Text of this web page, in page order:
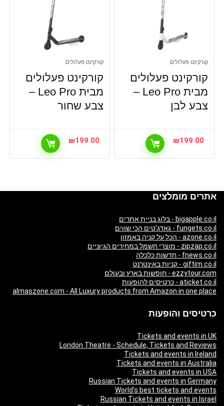
קורקינט פעלולים
קורקינט פעלולים
מבית Leo Pro –
צבע לבן
₪199.00
קורקינט פעלולים
קורקינט פעלולים
מבית Leo Pro –
צבע שחור
₪199.00
אתרים מומלצים
bigapple.co.il - בלוג בניית אתרים
fungets.co.il - גאדג'טים הכי שווים
azone.co.il - הכל על קניה באמזון
zipzap.co.il - מוצרי חשמל במחירים הגיוניים
fnews.co.il - חדשות כלכלה
giftim.co.il - קניות באינטרנט
ezzytour.com - חופשות בארץ ובעולם
aticket.co.il - כרטיסים להופעות
almaszone.com - All Luxury products from Amazon in one place
כרטיסים והופעות
Tickets and events in UK
London Theatre - Schedule, Tickets and Reviews
Tickets and events in Ireland
Tickets and events in Australia
Tickets and events in USA
Russian Tickets and events in Germany
World’s best tickets and events
Russian Tickets and events in Israel